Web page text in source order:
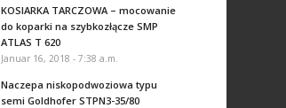
KOSIARKA TARCZOWA – mocowanie
do koparki na szybkozłącze SMP
ATLAS T 620
Januar 16, 2018 - 7:38 a.m.
Naczepa niskopodwoziowa typu
semi Goldhofer STPN3-35/80